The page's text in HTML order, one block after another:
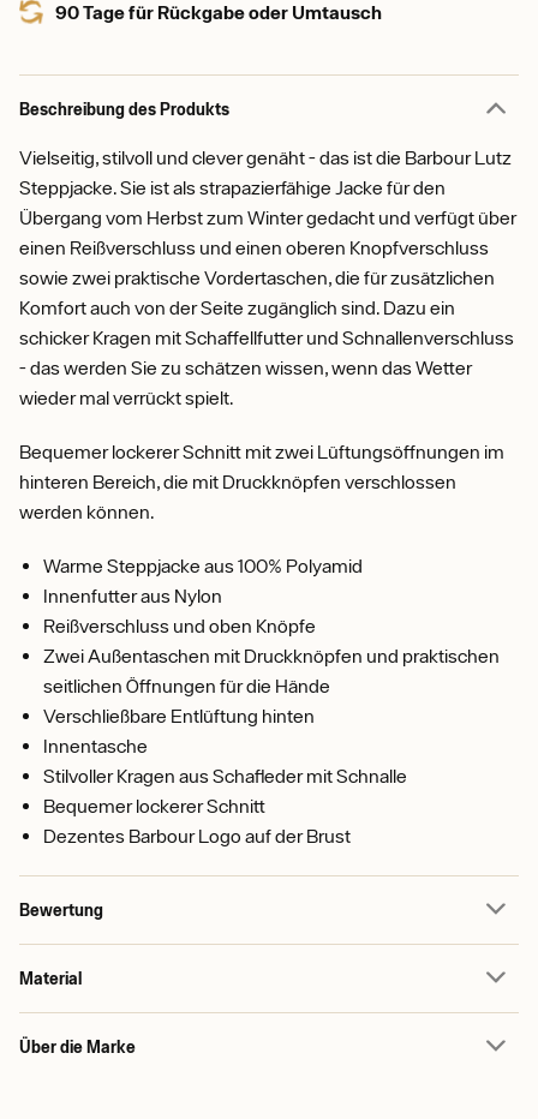
90 Tage für Rückgabe oder Umtausch
Beschreibung des Produkts
Vielseitig, stilvoll und clever genäht - das ist die Barbour Lutz
Steppjacke. Sie ist als strapazierfähige Jacke für den
Übergang vom Herbst zum Winter gedacht und verfügt über
einen Reißverschluss und einen oberen Knopfverschluss
sowie zwei praktische Vordertaschen, die für zusätzlichen
Komfort auch von der Seite zugänglich sind. Dazu ein
schicker Kragen mit Schaffellfutter und Schnallenverschluss
- das werden Sie zu schätzen wissen, wenn das Wetter
wieder mal verrückt spielt.
Bequemer lockerer Schnitt mit zwei Lüftungsöffnungen im
hinteren Bereich, die mit Druckknöpfen verschlossen
werden können.
Warme Steppjacke aus 100% Polyamid
Innenfutter aus Nylon
Reißverschluss und oben Knöpfe
Zwei Außentaschen mit Druckknöpfen und praktischen
seitlichen Öffnungen für die Hände
Verschließbare Entlüftung hinten
Innentasche
Stilvoller Kragen aus Schafleder mit Schnalle
Bequemer lockerer Schnitt
Dezentes Barbour Logo auf der Brust
Bewertung
Material
Über die Marke